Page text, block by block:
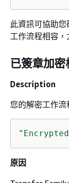
此資訊可協助
工作流程相容，
已簽章加
Description
您的解密工作流
原因